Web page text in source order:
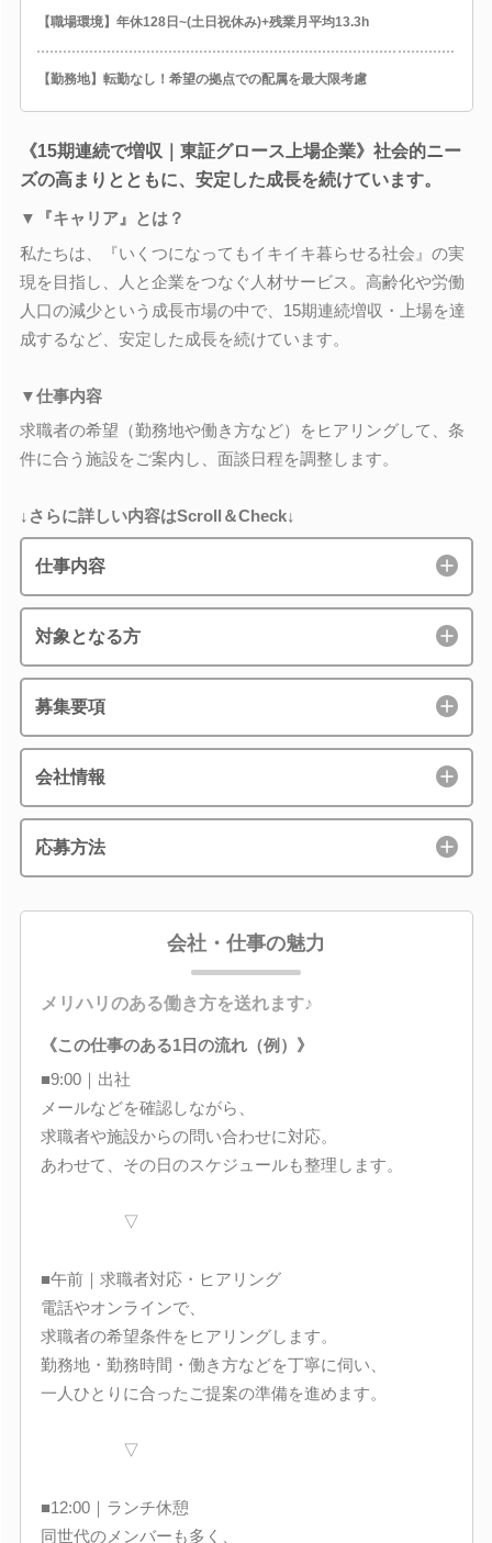
【職場環境】年休128日~(土日祝休み)+残業月平均13.3h
【勤務地】転勤なし！希望の拠点での配属を最大限考慮
《15期連続で増収｜東証グロース上場企業》社会的ニー
ズの高まりとともに、安定した成長を続けています。
▼『キャリア』とは？
私たちは、『いくつになってもイキイキ暮らせる社会』の実
現を目指し、人と企業をつなぐ人材サービス。高齢化や労働
人口の減少という成長市場の中で、15期連続増収・上場を達
成するなど、安定した成長を続けています。
▼仕事内容
求職者の希望（勤務地や働き方など）をヒアリングして、条
件に合う施設をご案内し、面談日程を調整します。
↓さらに詳しい内容はScroll＆Check↓
仕事内容
対象となる方
募集要項
会社情報
応募方法
会社・仕事の魅力
メリハリのある働き方を送れます♪
《この仕事のある1日の流れ（例）》
■9:00｜出社
メールなどを確認しながら、
求職者や施設からの問い合わせに対応。
あわせて、その日のスケジュールも整理します。
▽
■午前｜求職者対応・ヒアリング
電話やオンラインで、
求職者の希望条件をヒアリングします。
勤務地・勤務時間・働き方などを丁寧に伺い、
一人ひとりに合ったご提案の準備を進めます。
▽
■12:00｜ランチ休憩
同世代のメンバーも多く、